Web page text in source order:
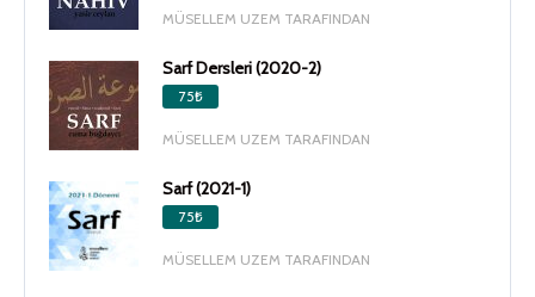
MÜSELLEM UZEM TARAFINDAN
Sarf Dersleri (2020-2)
75₺
MÜSELLEM UZEM TARAFINDAN
Sarf (2021-1)
75₺
MÜSELLEM UZEM TARAFINDAN